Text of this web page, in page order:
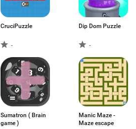
CruciPuzzle
-
Dip Dom Puzzle
-
Sumatron ( Brain
game )
Manic Maze -
Maze escape